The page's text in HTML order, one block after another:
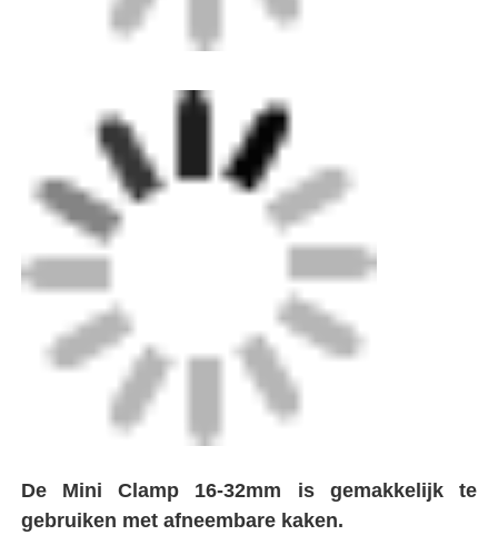
Producten
Fabrieksreis
De Mini Clamp 16-32mm is gemakkelijk te
gebruiken met afneembare kaken.